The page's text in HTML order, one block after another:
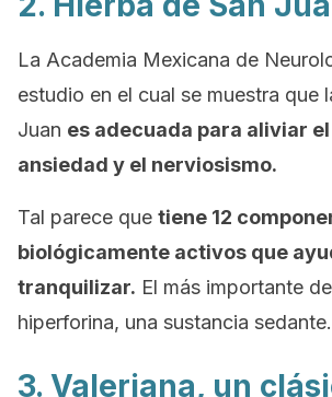
La Academia Mexicana de
estudio en el cual se muestra que
Juan es adecuada para aliviar
ansiedad y el nerviosismo.
Tal parece que tiene 12
biológicamente activos que
tranquilizar. El más importante
hiperforina, una sustancia sedante.
3. Valeriana, un